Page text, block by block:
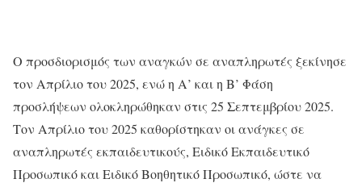
Ο προσδιορισμός των αναγκών σε αναπληρωτές ξεκίνησε
τον Απρίλιο του 2025, ενώ η Α’ και η Β’ Φάση
προσλήψεων ολοκληρώθηκαν στις 25 Σεπτεμβρίου 2025.
Τον Απρίλιο του 2025 καθορίστηκαν οι ανάγκες σε
αναπληρωτές εκπαιδευτικούς, Ειδικό Εκπαιδευτικό
Προσωπικό και Ειδικό Βοηθητικό Προσωπικό, ώστε να